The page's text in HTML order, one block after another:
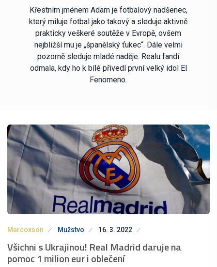
Křestním jménem Adam je fotbalový nadšenec,
který miluje fotbal jako takový a sleduje aktivně
prakticky veškeré soutěže v Evropě, ovšem
nejbližší mu je „španělský ťukec“. Dále velmi
pozorně sleduje mladé naděje. Realu fandí
odmala, kdy ho k bílé přivedl první velký idol El
Fenomeno.
Marcoxson Mužstvo 16. 3. 2022
Všichni s Ukrajinou! Real Madrid daruje na
pomoc 1 milion eur i oblečení